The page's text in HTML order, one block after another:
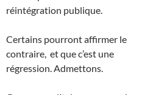
réintégration publique.
Certains pourront affirmer le
contraire, et que c’est une
régression. Admettons.